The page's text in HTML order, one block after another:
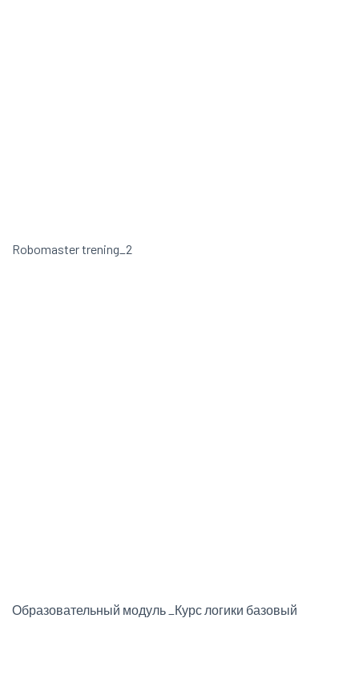
Robomaster trening_2
Образовательный модуль _Курс логики базовый